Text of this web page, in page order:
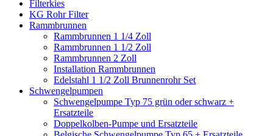
Filterkies
KG Rohr Filter
Rammbrunnen
Rammbrunnen 1 1/4 Zoll
Rammbrunnen 1 1/2 Zoll
Rammbrunnen 2 Zoll
Installation Rammbrunnen
Edelstahl 1 1/2 Zoll Brunnenrohr Set
Schwengelpumpen
Schwengelpumpe Typ 75 grün oder schwarz +
Ersatzteile
Doppelkolben-Pumpe und Ersatzteile